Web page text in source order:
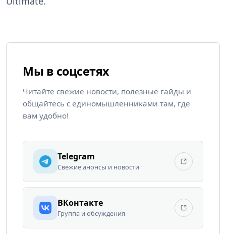
Мы в соцсетях
Читайте свежие новости, полезные гайды и
общайтесь с единомышленниками там, где
вам удобно!
Telegram
Свежие анонсы и новости
ВКонтакте
Группа и обсуждения